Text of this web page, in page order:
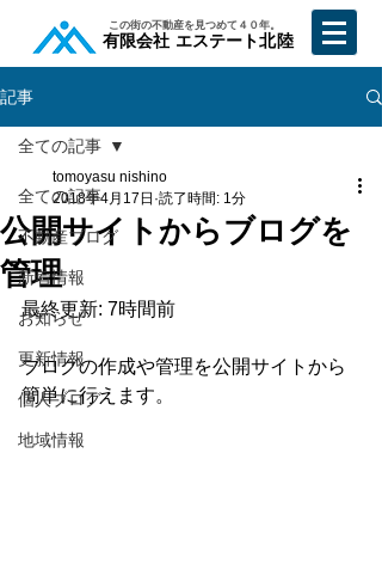
​この街の不動産を見つめて４０年。
​有限会社 エステート北陸
記事
全ての記事
不動産ブログ
新着情報
お知らせ
更新情報
個人ブログ
地域情報
全ての記事
公開サイトからブログを
管理
tomoyasu nishino
2018年4月17日 読了時間: 1分
最終更新: 7時間前
ブログの作成や管理を公開サイトから
簡単に行えます。